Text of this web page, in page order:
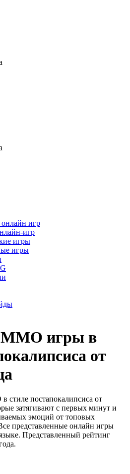
онлайн игр
игр
игры
игры
игры в
от
стиле постапокалипсиса от
затягивают с первых минут и
эмоций от топовых
представленные онлайн игры
Представленный рейтинг